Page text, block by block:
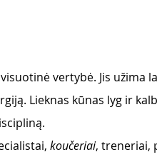
vertybė. Jis užima
Lieknas kūnas lyg ir
koučeriai, treneriai,